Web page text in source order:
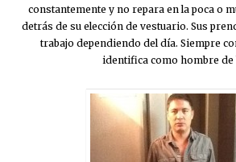
constantemente y no repara en la poca o
detrás de su elección de vestuario. Sus
trabajo dependiendo del día. Siempre
identifica como hombre de